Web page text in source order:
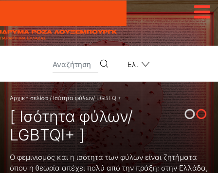
Ελ.
Αρχική σελίδα/Ισότητα φύλων/ LGBTQI+
[ Ισότητα φύλων/
LGBTQI+ ]
Ο φεμινισμός και η ισότητα των φύλων είναι ζητήματα
όπου η θεωρία απέχει πολύ από την πράξη: στην Ελλάδα,